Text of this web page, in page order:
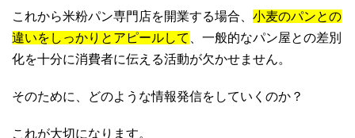
これから米粉パン専門店を開業する場合、 小麦のパンとの
違いをしっかりとアピールして
、一般的なパン屋との差別
化を十分に消費者に伝える活動が欠かせません。
そのために、どのような情報発信をしていくのか？
これが大切になります。